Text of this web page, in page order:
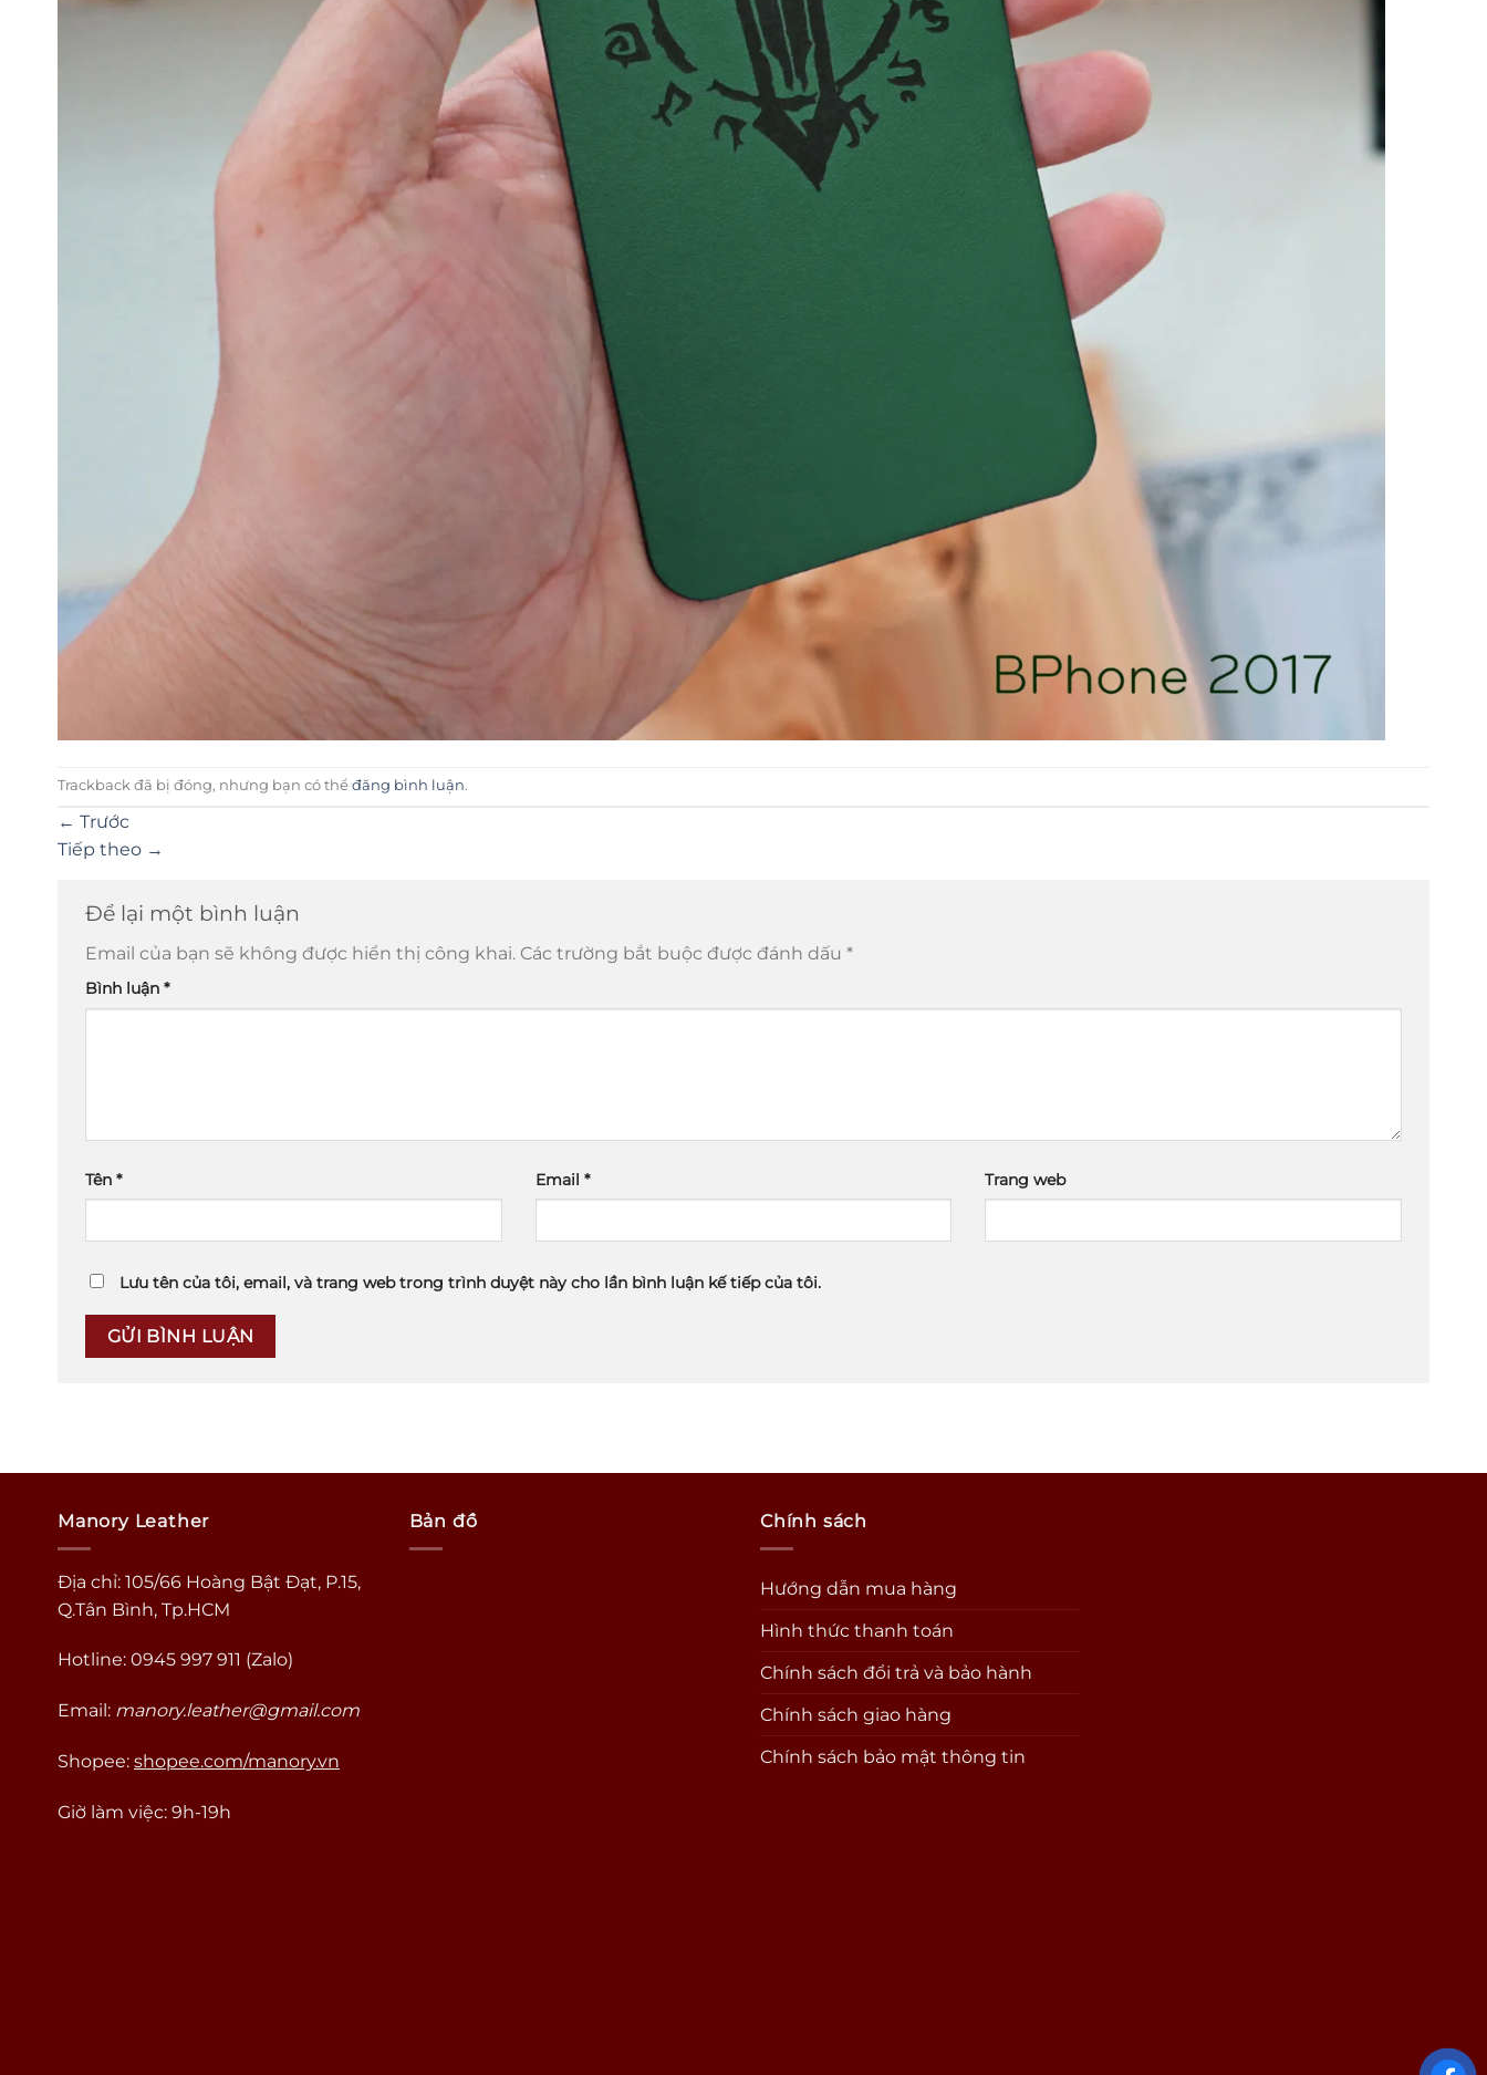
Trackback đã bị đóng, nhưng bạn có thể đăng bình luận.
← Trước
Tiếp theo →
Để lại một bình luận
Email của bạn sẽ không được hiển thị công khai. Các trường bắt buộc được đánh dấu *
Bình luận *
Tên * Email * Trang web
Lưu tên của tôi, email, và trang web trong trình duyệt này cho lần bình luận kế tiếp của tôi.
Manory Leather
Địa chỉ: 105/66 Hoàng Bật Đạt, P.15,
Q.Tân Bình, Tp.HCM
Hotline: 0945 997 911 (Zalo)
Email: manory.leather@gmail.com
Shopee: shopee.com/manory.vn
Giờ làm việc: 9h-19h
Bản đồ Chính sách
Hướng dẫn mua hàng
Hình thức thanh toán
Chính sách đổi trả và bảo hành
Chính sách giao hàng
Chính sách bảo mật thông tin